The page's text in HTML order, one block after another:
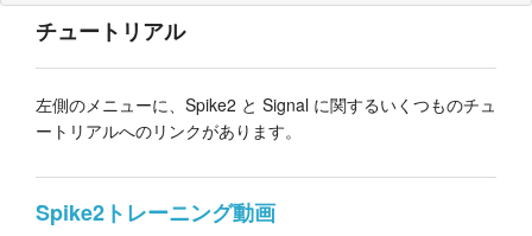
ニュース
製品
ダウンロード
チュートリアル
左側のメニューに、Spike2 と Signal に関するいくつものチュ
ートリアルへのリンクがあります。
Spike2トレーニング動画